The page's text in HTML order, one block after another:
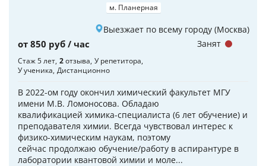
м. Планерная
Выезжает по всему городу (Москва)
от 850 руб / час
Стаж 5 лет 2отзыва У репетитора
У ученика Дистанционно
В 2022-ом году окончил химический факультет МГУ
имени М.В. Ломоносова. Обладаю
квалификацией химика-специалиста (6 лет обучение) и
преподавателя химии. Всегда чувствовал интерес к
физико-химическим наукам, поэтому
сейчас продолжаю обучение/работу в аспирантуре в
лаборатории квантовой химии и моле...
Занят